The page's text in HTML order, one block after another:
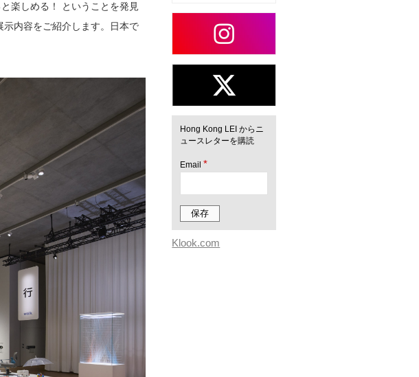
楽しめる！ ということを発見
内容をご紹介します。日本で
Hong Kong LEI からニ
ュースレターを購読
Email*
Klook.com